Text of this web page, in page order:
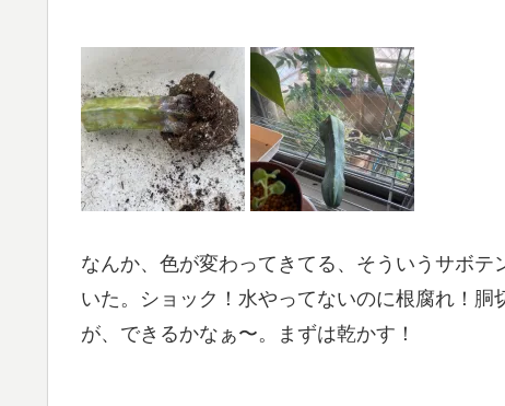
なんか、色が変わってきてる、そういうサボ
いた。ショック！水やってないのに根腐れ！
が、できるかなぁ〜。まずは乾かす！